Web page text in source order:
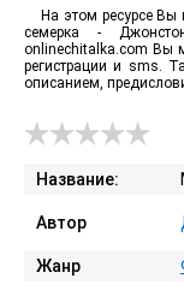
На этом ресурсе Вы
семерка -
onlinechitalka.com Вы
регистрации и sms.
описанием,
Название:
Автор
Жанр